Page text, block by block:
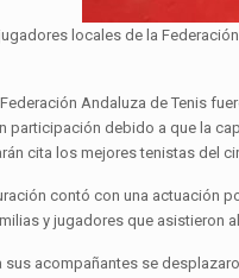
locales de la
Andaluza de Tenis
participación debido a que la
cita los mejores tenistas del
contó con una actuación
y jugadores que asistieron
acompañantes se